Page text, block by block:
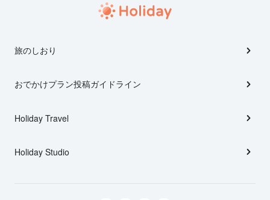
旅のしおり
おでかけプラン投稿ガイドライン
Holiday Travel
Holiday Studio